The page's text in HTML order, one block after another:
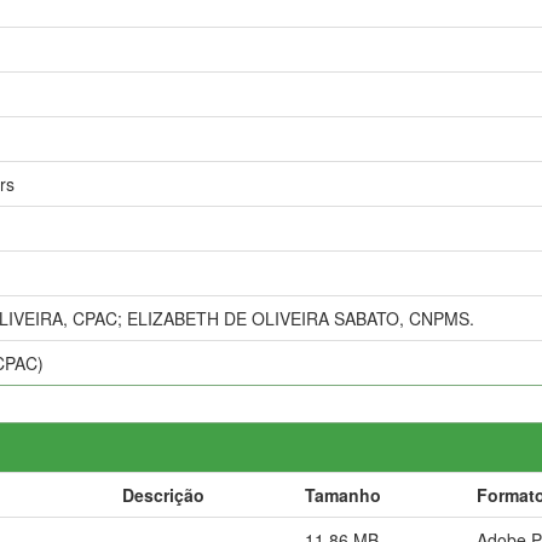
CPAC; ELIZABETH DE OLIVEIRA SABATO, CNPMS.
Descrição Tamanho